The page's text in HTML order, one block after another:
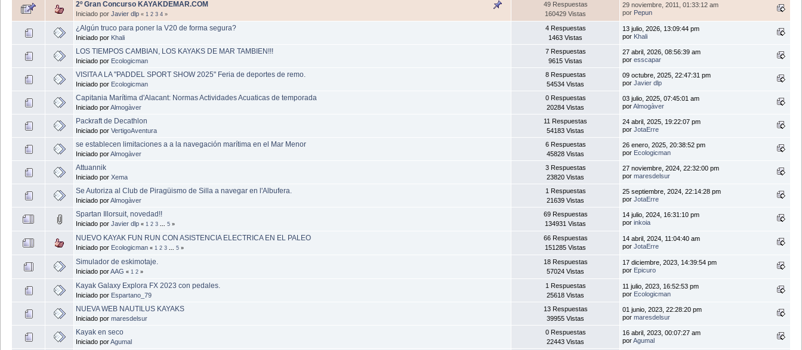
2º Gran Concurso KAYAKDEMAR.COM
Iniciado por Javier dlp « 1 2 3 4 »
49 Respuestas
160429 Vistas
29 noviembre, 2011, 01:33:12 am
por Pepun
¿Algún truco para poner la V20 de forma segura?
Iniciado por Khali
4 Respuestas
1463 Vistas
13 julio, 2026, 13:09:44 pm
por Khali
LOS TIEMPOS CAMBIAN, LOS KAYAKS DE MAR TAMBIEN!!!
Iniciado por Ecologicman
7 Respuestas
9615 Vistas
27 abril, 2026, 08:56:39 am
por esscapar
VISITA A LA "PADDEL SPORT SHOW 2025" Feria de deportes de remo.
Iniciado por Ecologicman
8 Respuestas
54534 Vistas
09 octubre, 2025, 22:47:31 pm
por Javier dlp
Capitania Marítima d'Alacant: Normas Actividades Acuaticas de temporada
Iniciado porAlmogàver
0 Respuestas
20284 Vistas
03 julio, 2025, 07:45:01 am
porAlmogàver
Packraft de Decathlon
Iniciado por VertigoAventura
11 Respuestas
54183 Vistas
24 abril, 2025, 19:22:07 pm
por JotaErre
se establecen limitaciones a a la navegación marítima en el Mar Menor
Iniciado porAlmogàver
6 Respuestas
45828 Vistas
26 enero, 2025, 20:38:52 pm
por Ecologicman
Attuannik
Iniciado por Xema
3 Respuestas
23820 Vistas
27 noviembre, 2024, 22:32:00 pm
por maresdelsur
Se Autoriza al Club de Piragüismo de Silla a navegar en l'Albufera.
Iniciado porAlmogàver
1 Respuestas
21639 Vistas
25 septiembre, 2024, 22:14:28 pm
por JotaErre
Spartan Illorsuit, novedad!!
Iniciado por Javier dlp « 1 2 3 5 »
69 Respuestas
134931 Vistas
14 julio, 2024, 16:31:10 pm
por inkoia
NUEVO KAYAK FUN RUN CON ASISTENCIA ELECTRICA EN EL PALEO
Iniciado por Ecologicman « 1 2 3 5 »
66 Respuestas
151285 Vistas
14 abril, 2024, 11:04:40 am
por JotaErre
Simulador de eskimotaje.
Iniciado porAAG « 1 2 »
18 Respuestas
57024 Vistas
17 diciembre, 2023, 14:39:54 pm
por Epicuro
Kayak Galaxy Explora FX 2023 con pedales.
Iniciado por Espartano_79
1 Respuestas
25618 Vistas
11 julio, 2023, 16:52:53 pm
por Ecologicman
NUEVA WEB NAUTILUS KAYAKS
Iniciado por maresdelsur
13 Respuestas
39955 Vistas
01 junio, 2023, 22:28:20 pm
por maresdelsur
Kayak en seco
Iniciado porAgumal
0 Respuestas
22443 Vistas
16 abril, 2023, 00:07:27 am
porAgumal